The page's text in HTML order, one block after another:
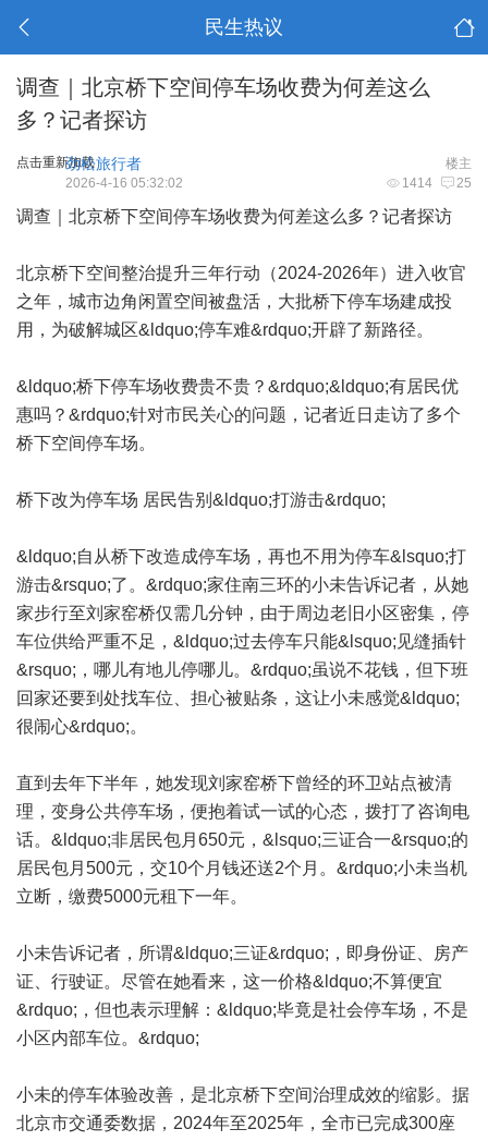
民生热议
调查｜北京桥下空间停车场收费为何差这么
多？记者探访
点击重新加载 楼主
劲松旅行者
1414 25
2026-4-16 05:32:02
调查｜北京桥下空间停车场收费为何差这么多？记者探访
北京桥下空间整治提升三年行动（2024-2026年）进入收官
之年，城市边角闲置空间被盘活，大批桥下停车场建成投
用，为破解城区&ldquo;停车难&rdquo;开辟了新路径。
&ldquo;桥下停车场收费贵不贵？&rdquo;&ldquo;有居民优
惠吗？&rdquo;针对市民关心的问题，记者近日走访了多个
桥下空间停车场。
桥下改为停车场 居民告别&ldquo;打游击&rdquo;
&ldquo;自从桥下改造成停车场，再也不用为停车&lsquo;打
游击&rsquo;了。&rdquo;家住南三环的小未告诉记者，从她
家步行至刘家窑桥仅需几分钟，由于周边老旧小区密集，停
车位供给严重不足，&ldquo;过去停车只能&lsquo;见缝插针
&rsquo;，哪儿有地儿停哪儿。&rdquo;虽说不花钱，但下班
回家还要到处找车位、担心被贴条，这让小未感觉&ldquo;
很闹心&rdquo;。
直到去年下半年，她发现刘家窑桥下曾经的环卫站点被清
理，变身公共停车场，便抱着试一试的心态，拨打了咨询电
话。&ldquo;非居民包月650元，&lsquo;三证合一&rsquo;的
居民包月500元，交10个月钱还送2个月。&rdquo;小未当机
立断，缴费5000元租下一年。
小未告诉记者，所谓&ldquo;三证&rdquo;，即身份证、房产
证、行驶证。尽管在她看来，这一价格&ldquo;不算便宜
&rdquo;，但也表示理解：&ldquo;毕竟是社会停车场，不是
小区内部车位。&rdquo;
小未的停车体验改善，是北京桥下空间治理成效的缩影。据
北京市交通委数据，2024年至2025年，全市已完成300座